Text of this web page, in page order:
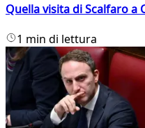
Quella visita di Scalfaro a
1 min di lettura